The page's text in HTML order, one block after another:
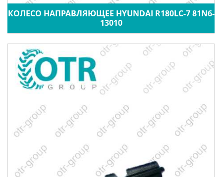
КОЛЕСО НАПРАВЛЯЮЩЕЕ HYUNDAI R180LC-7 81N6-
13010